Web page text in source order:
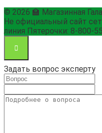
© 2026 🏫 Магазинная
Не официальный сайт
линия Пятерочки: 8-800-
Задать вопрос эксперту